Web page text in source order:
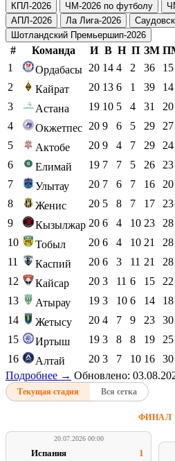
КПЛ-2026
ЧМ-2026 по футболу
АПЛ-2026
Ла Лига-2026
Шотландский Премьершип-2026
# Команда И В Н П ЗМ
1
Ордабасы 20 14 4 2 36 15
2
Кайрат 20 13 6 1 39 14
3
Астана 19 10 5 4 31 20
4
Окжетпес 20 9 6 5 29 27
5
Актобе 20 9 4 7 29 24
6
Елимай 19 7 7 5 26 23
7
Улытау 20 7 6 7 16 20
8
Женис 20 5 8 7 17 23
9
Кызылжар 20 6 4 10 23 28
10
Тобыл 20 6 4 10 21 28
11
Каспий 20 6 3 11 21 28
12
Кайсар 20 3 11 6 15 22
13
Атырау 19 3 10 6 14 18
14
Жетысу 20 4 7 9 23 30
15
Иртыш 19 3 8 8 19 25
16
Алтай 20 3 7 10 16 30
Подробнее → Обновлено:
Текущая стадия Вся сетка
ФИНАЛ
20.07.2026 00:00
Испания 1